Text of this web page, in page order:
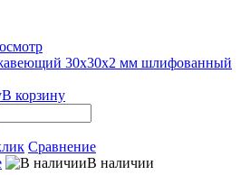
30х30х2 мм шлифованный
В корзину
Сравнение
В наличии